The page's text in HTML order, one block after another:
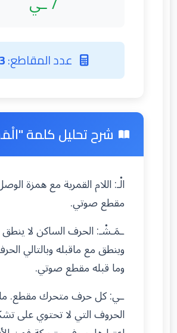
عدد المقاطع:3
شرح تحليل كلمة
الْـ: اللام القمرية مع همزة
مقطع صوتي.
ـمَـشْـ: الحرف الساكن لا ينطق
وينطق مع ماقبله وبالتالي
وما قبله مقطع صوتي.
ـي: كل حرف متحرك مقطع.
الحروف التي لا تحتوي على